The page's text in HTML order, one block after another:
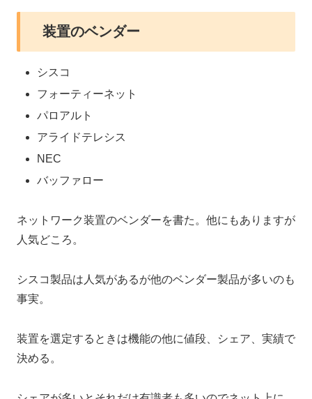
装置のベンダー
シスコ
フォーティーネット
パロアルト
アライドテレシス
NEC
バッファロー
ネットワーク装置のベンダーを書た。他にもありますが
人気どころ。
シスコ製品は人気があるが他のベンダー製品が多いのも
事実。
装置を選定するときは機能の他に値段、シェア、実績で
決める。